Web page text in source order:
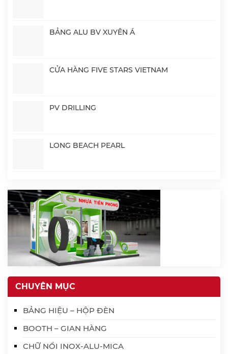
BẢNG ALU BV XUYÊN Á
CỬA HÀNG FIVE STARS VIETNAM
PV DRILLING
LONG BEACH PEARL
CHUYÊN MỤC
BẢNG HIỆU – HỘP ĐÈN
BOOTH – GIAN HÀNG
CHỮ NỔI INOX-ALU-MICA